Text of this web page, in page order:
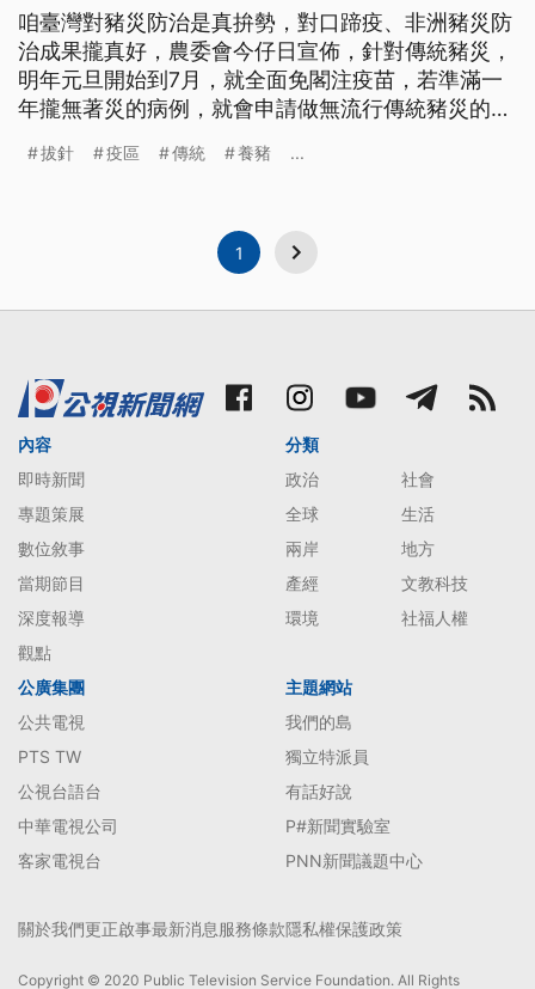
咱臺灣對豬災防治是真拚勢，對口蹄疫、非洲豬災防
治成果攏真好，農委會今仔日宣佈，針對傳統豬災，
明年元旦開始到7月，就全面免閣注疫苗，若準滿一
年攏無著災的病例，就會申請做無流行傳統豬災的區
拔針 疫區 傳統 養豬 ...
1
內容
即時新聞
專題策展
數位敘事
當期節目
深度報導
觀點
分類
政治
社會
全球
生活
兩岸
地方
產經
文教科技
環境
社福人權
公廣集團
公共電視
PTS TW
公視台語台
中華電視公司
客家電視台
主題網站
我們的島
獨立特派員
有話好說
P#新聞實驗室
PNN新聞議題中心
關於我們更正啟事最新消息服務條款隱私權保護政策
Copyright © 2020 Public Television Service Foundation. All Rights